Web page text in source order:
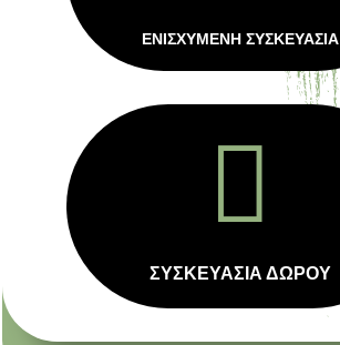
ΕΝΙΣΧΥΜΕΝΗ ΣΥΣΚΕΥΑΣΙΑ

ΣΥΣΚΕΥΑΣΙΑ ΔΩΡΟΥ